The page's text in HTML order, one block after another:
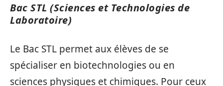
Bac STL (Sciences et Technologies de
Laboratoire)
Le Bac STL permet aux élèves de se
spécialiser en biotechnologies ou en
sciences physiques et chimiques. Pour ceux